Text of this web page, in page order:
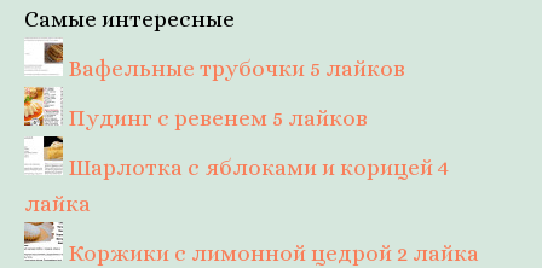
Самые интересные
Вафельные трубочки 5 лайков
Пудинг с ревенем 5 лайков
Шарлотка с яблоками и корицей4
лайка
Коржики с лимонной цедрой 2 лайка